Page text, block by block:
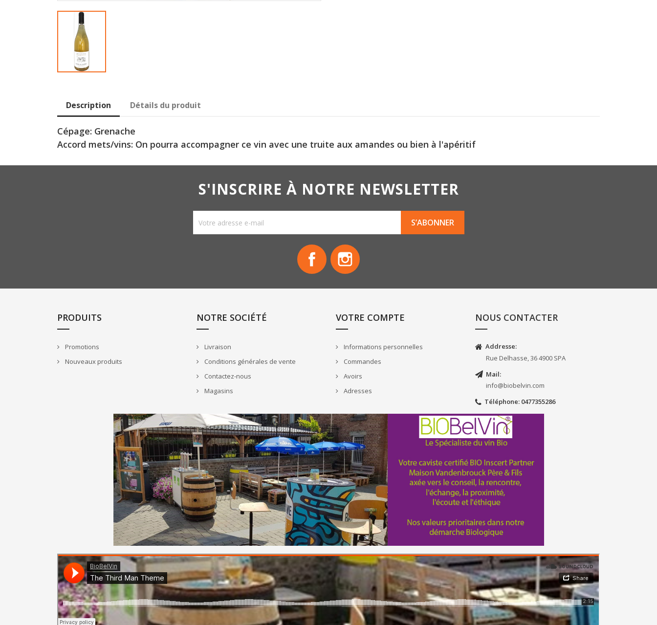
Description Détails du produit
Cépage: Grenache
Accord mets/vins: On pourra accompagner ce vin avec une truite aux amandes ou bien à l'apéritif
S'INSCRIRE À NOTRE NEWSLETTER
Facebook
PRODUITS
Promotions
Nouveaux produits
NOTRE SOCIÉTÉ
Livraison
Conditions générales de vente
Contactez-nous
Magasins
VOTRE COMPTE
Informations personnelles
Commandes
Avoirs
Adresses
NOUS CONTACTER
Addresse:
Rue Delhasse, 36 4900 SPA
Mail:
info@biobelvin.com
Téléphone: 0477355286